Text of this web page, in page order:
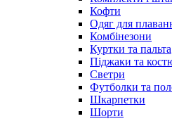
Кофти
Одяг для
Комбінезони
Куртки та пальта
Піджаки та
Светри
Футболки та
Шкарпетки
Шорти